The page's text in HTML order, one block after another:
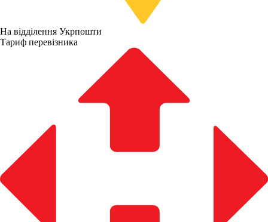
На відділення Укрпошти
Тариф перевізника